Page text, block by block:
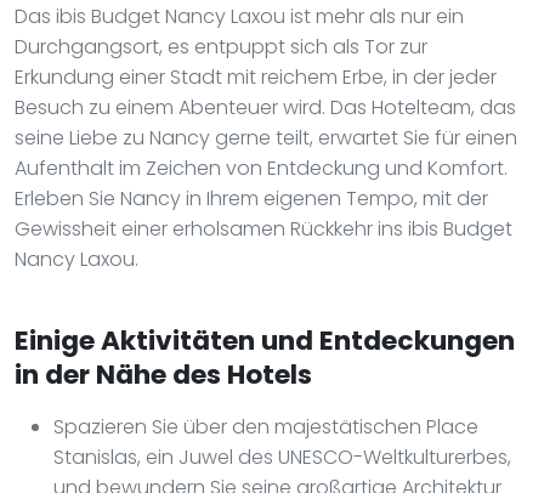
Das ibis Budget Nancy Laxou ist mehr als nur ein
Durchgangsort, es entpuppt sich als Tor zur
Erkundung einer Stadt mit reichem Erbe, in der jeder
Besuch zu einem Abenteuer wird. Das Hotelteam, das
seine Liebe zu Nancy gerne teilt, erwartet Sie für einen
Aufenthalt im Zeichen von Entdeckung und Komfort.
Erleben Sie Nancy in Ihrem eigenen Tempo, mit der
Gewissheit einer erholsamen Rückkehr ins ibis Budget
Nancy Laxou.
Einige Aktivitäten und Entdeckungen
in der Nähe des Hotels
Spazieren Sie über den majestätischen Place
Stanislas, ein Juwel des UNESCO-Weltkulturerbes,
und bewundern Sie seine großartige Architektur